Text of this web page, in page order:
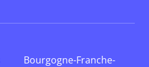
Bourgogne-Franche-